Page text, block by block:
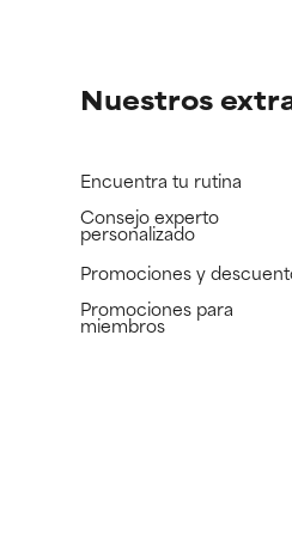
Nuestros
Encuentra tu rutina
Consejo experto
personalizado
Promociones y
Promociones para
miembros